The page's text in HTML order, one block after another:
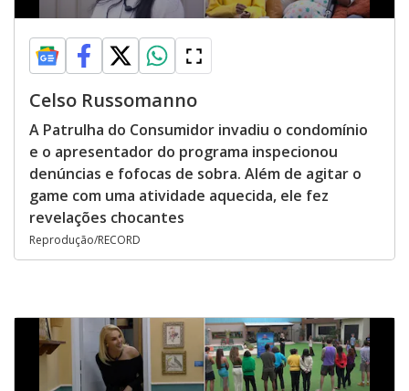
Celso Russomanno
A Patrulha do Consumidor invadiu o condomínio
e o apresentador do programa inspecionou
denúncias e fofocas de sobra. Além de agitar o
game com uma atividade aquecida, ele fez
revelações chocantes
Reprodução/RECORD